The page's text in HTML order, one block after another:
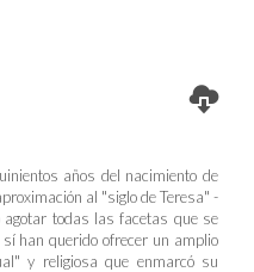
años del nacimiento de
al "siglo de Teresa" -
todas las facetas que se
han querido ofrecer un amplio
y religiosa que enmarcó su